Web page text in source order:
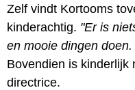
Zelf vindt Kortooms
kinderachtig. "Er is
en mooie dingen
Bovendien is kinderlijk
directrice.